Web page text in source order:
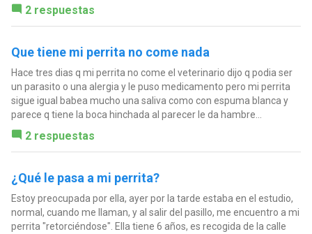
2 respuestas
Que tiene mi perrita no come nada
Hace tres dias q mi perrita no come el veterinario dijo q podia ser
un parasito o una alergia y le puso medicamento pero mi perrita
sigue igual babea mucho una saliva como con espuma blanca y
parece q tiene la boca hinchada al parecer le da hambre...
2 respuestas
¿Qué le pasa a mi perrita?
Estoy preocupada por ella, ayer por la tarde estaba en el estudio,
normal, cuando me llaman, y al salir del pasillo, me encuentro a mi
perrita "retorciéndose". Ella tiene 6 años, es recogida de la calle